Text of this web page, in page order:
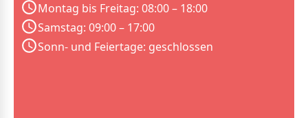
Montag bis Freitag: 08:00 – 18:00
Samstag: 09:00 – 17:00
Sonn- und Feiertage: geschlossen